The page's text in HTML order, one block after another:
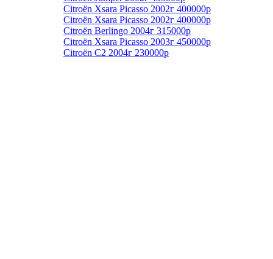
Citroёn Xsara Picasso 2002г 400000р
Citroёn Xsara Picasso 2002г 400000р
Citroёn Berlingo 2004г 315000р
Citroёn Xsara Picasso 2003г 450000р
Citroёn C2 2004г 230000р